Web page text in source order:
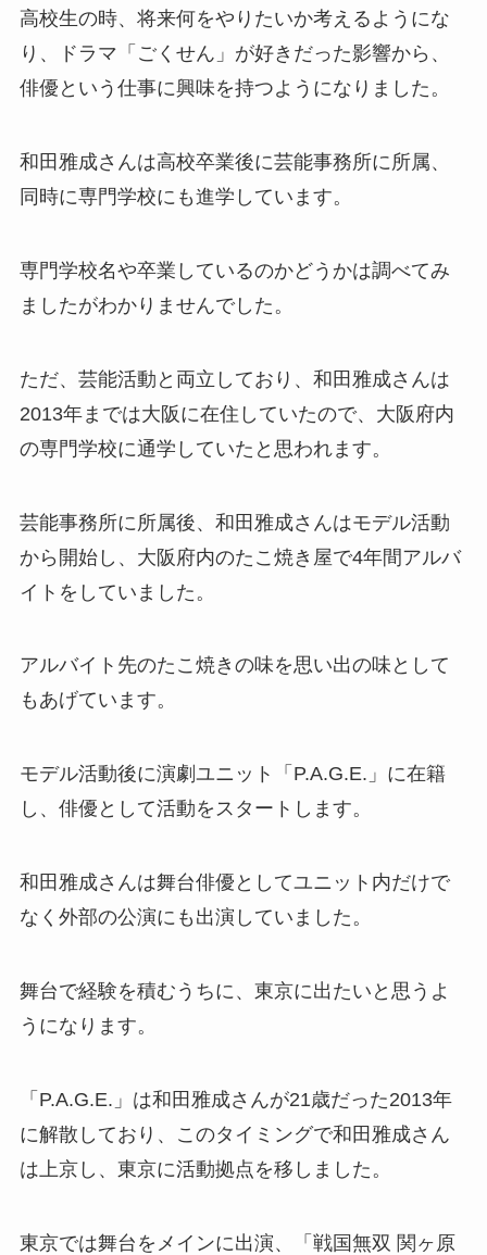
高校生の時、将来何をやりたいか考えるようにな
り、ドラマ「ごくせん」が好きだった影響から、
俳優という仕事に興味を持つようになりました。
和田雅成さんは高校卒業後に芸能事務所に所属、
同時に専門学校にも進学しています。
専門学校名や卒業しているのかどうかは調べてみ
ましたがわかりませんでした。
ただ、芸能活動と両立しており、和田雅成さんは
2013年までは大阪に在住していたので、大阪府内
の専門学校に通学していたと思われます。
芸能事務所に所属後、和田雅成さんはモデル活動
から開始し、大阪府内のたこ焼き屋で4年間アルバ
イトをしていました。
アルバイト先のたこ焼きの味を思い出の味として
もあげています。
モデル活動後に演劇ユニット「P.A.G.E.」に在籍
し、俳優として活動をスタートします。
和田雅成さんは舞台俳優としてユニット内だけで
なく外部の公演にも出演していました。
舞台で経験を積むうちに、東京に出たいと思うよ
うになります。
「P.A.G.E.」は和田雅成さんが21歳だった2013年
に解散しており、このタイミングで和田雅成さん
は上京し、東京に活動拠点を移しました。
東京では舞台をメインに出演、「 戦国無双 関ヶ原